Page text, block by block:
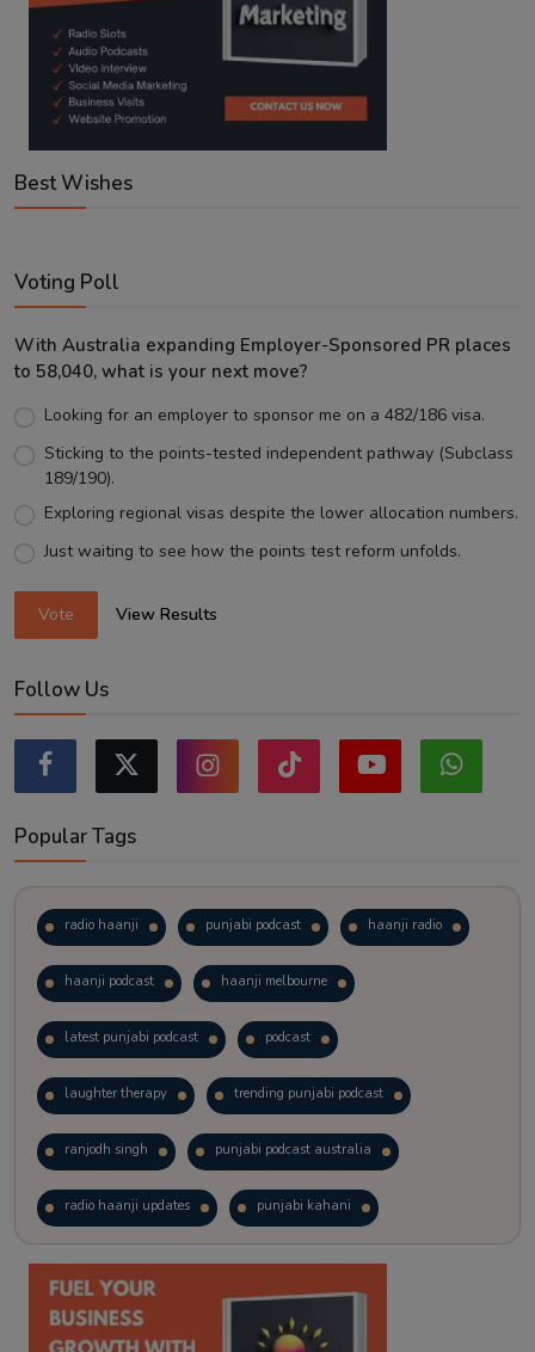
Best Wishes
Voting Poll
With Australia expanding Employer-Sponsored PR places
to 58,040, what is your next move?
Looking for an employer to sponsor me on a 482/186 visa.
Sticking to the points-tested independent pathway (Subclass
189/190).
Exploring regional visas despite the lower allocation numbers.
Just waiting to see how the points test reform unfolds.
Vote View Results
Follow Us
Popular Tags
radio haanji punjabi podcast haanji radio
haanji podcast haanji melbourne
latest punjabi podcast podcast
laughter therapy trending punjabi podcast
ranjodh singh punjabi podcast australia
radio haanji updates punjabi kahani
kitaab kahani punjabi story